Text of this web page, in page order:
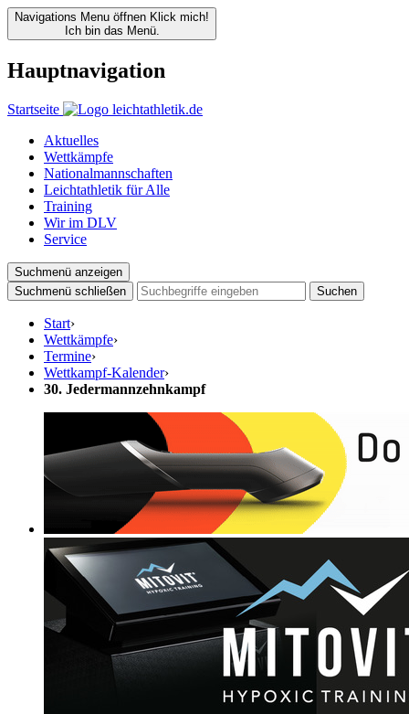
Navigations Menu öffnen Klick mich!
Ich bin das Menü.
Hauptnavigation
Startseite
Aktuelles
Wettkämpfe
Nationalmannschaften
Leichtathletik für Alle
Training
Wir im DLV
Service
Suchmenü anzeigen
Suchmenü schließen
Suchen
Start›
Wettkämpfe›
Termine›
Wettkampf-Kalender›
30. Jedermannzehnkampf